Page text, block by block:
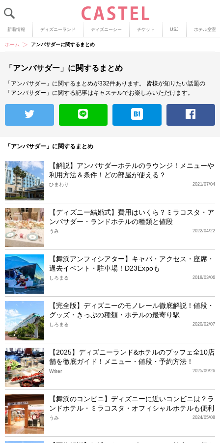
新着情報 ディズニーランド ディズニーシー チケット USJ ホテル空室
ホーム アンバサダーに関するまとめ
「アンバサダー」に関するまとめ
「アンバサダー」に関するまとめが332件あります。
皆様が知りたい話題の
「アンバサダー」に関する記事はキャステルでお楽しみいただけます。
「アンバサダー」に関するまとめ
【解説】アンバサダーホテルのラウンジ！メニューや
利用方法＆条件！どの部屋が使える？
2021/07/04
ひまわり
【ディズニー結婚式】費用はいくら？ミラコスタ・ア
ンバサダー・ランドホテルの種類と値段
2022/04/22
うみ
【舞浜アンフィシアター】キャパ・アクセス・座席・
過去イベント・駐車場！D23Expoも
2018/03/06
しろまる
【完全版】ディズニーのモノレール徹底解説！値段・
グッズ・きっぷの種類・ホテルの最寄り駅
2020/02/07
しろまる
【2025】ディズニーランド&ホテルのブッフェ全10店
舗を徹底ガイド！メニュー・値段・予約方法！
2025/09/26
Writer
【舞浜のコンビニ】ディズニーに近いコンビニは？ラ
ンドホテル・ミラコスタ・オフィシャルホテルも便利
2024/05/08
うみ